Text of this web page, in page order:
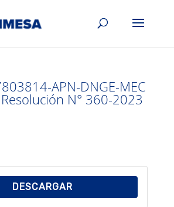
APN-DNGE-MEC
N° 360-2023
DESCARGAR